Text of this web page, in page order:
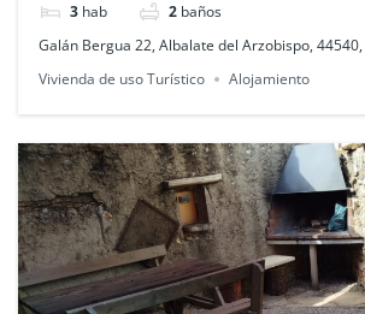
3 hab 2 baños
Galán Bergua 22, Albalate del Arzobispo,
Vivienda de uso Turístico
Alojamiento